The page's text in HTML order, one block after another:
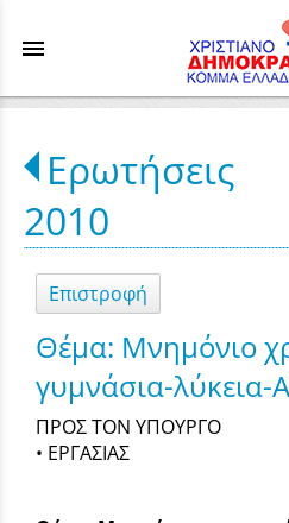
menu
Ερωτήσεις
2010
Επιστροφή
Θέμα: Μνημόνιο
γυμνάσια-λύκεια-
ΠΡΟΣ ΤΟΝ ΥΠΟΥΡΓΟ
• ΕΡΓΑΣΙΑΣ